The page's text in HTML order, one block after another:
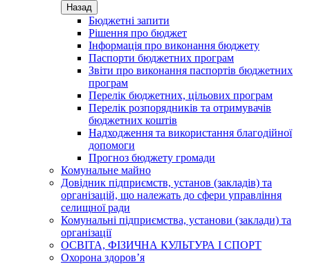
Назад
Бюджетні запити
Рішення про бюджет
Інформація про виконання бюджету
Паспорти бюджетних програм
Звіти про виконання паспортів бюджетних
програм
Перелік бюджетних, цільових програм
Перелік розпорядників та отримувачів
бюджетних коштів
Надходження та використання благодійної
допомоги
Прогноз бюджету громади
Комунальне майно
Довідник підприємств, установ (закладів) та
організацій, що належать до сфери управління
селищної ради
Комунальні підприємства, установи (заклади) та
організації
ОСВІТА, ФІЗИЧНА КУЛЬТУРА І СПОРТ
Охорона здоров’я